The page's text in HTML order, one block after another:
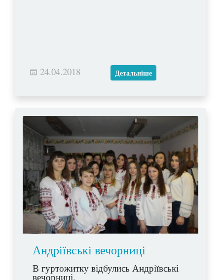
24.04.2018 Детальніше
Андріївські вечорниці
В гуртожитку відбулись Андріївські
вечорниці.